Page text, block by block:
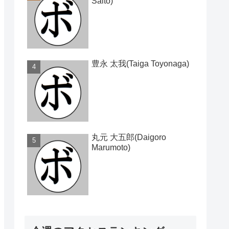
豊永 太我(Taiga Toyonaga)
丸元 大五郎(Daigoro
Marumoto)